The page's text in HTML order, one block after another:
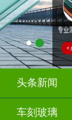
头条新闻
车刻玻璃